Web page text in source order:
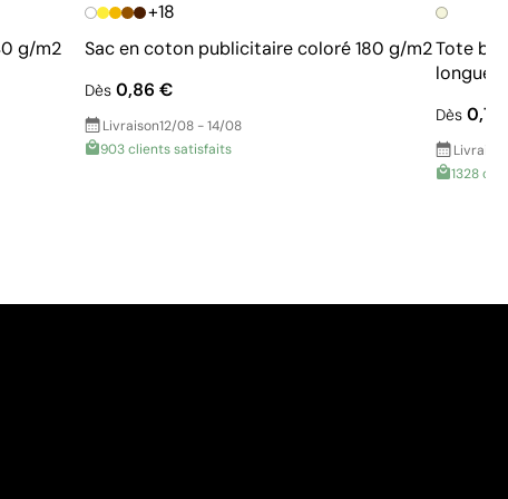
g/m2
+18
Sac en coton publicitaire coloré 180 g/m2
Dès 0,86 €
Livraison12/08 - 14/08
903 clients satisfaits
Tote
longues
Dès
1328